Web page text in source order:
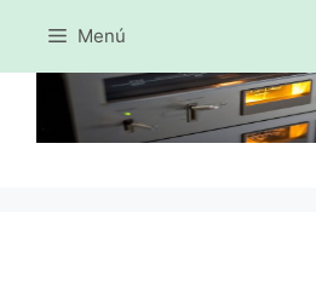
Saltar
al
contenido
Menú